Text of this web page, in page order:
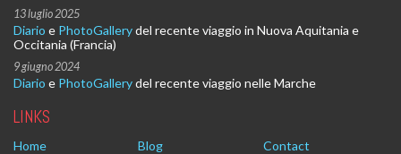
13 luglio 2025
Diario e PhotoGallerydel recente viaggio in Nuova Aquitania e
Occitania (Francia)
9 giugno 2024
Diario e PhotoGallerydel recente viaggio nelle Marche
LINKS
Home Blog
Contact